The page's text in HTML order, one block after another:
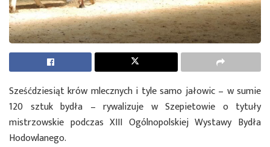
Sześćdziesiąt krów mlecznych i tyle samo jałowic – w sumie
120 sztuk bydła – rywalizuje w Szepietowie o tytuły
mistrzowskie podczas XIII Ogólnopolskiej Wystawy Bydła
Hodowlanego.